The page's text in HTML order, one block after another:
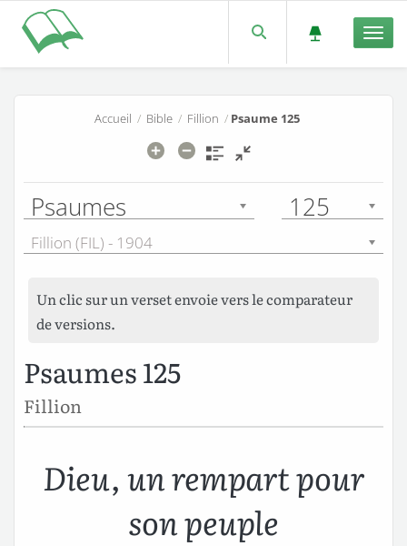
Accueil / Bible / Fillion / Psaume 125
Psaumes 125
Fillion (FIL) - 1904
Un clic sur un verset envoie vers le comparateur
de versions.
Psaumes 125
Fillion
Dieu, un rempart pour
son peuple